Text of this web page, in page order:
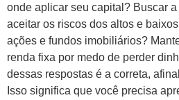
onde aplicar seu capital? Buscar
aceitar os riscos dos altos e
ações e fundos imobiliários?
renda fixa por medo de perder
dessas respostas é a correta,
Isso significa que você precisa